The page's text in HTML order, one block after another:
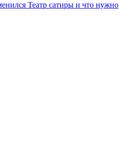
Театр сатиры и что нужно